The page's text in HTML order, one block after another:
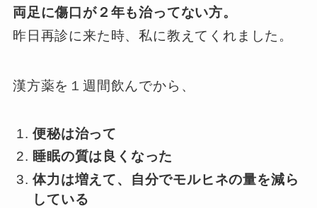
両足に傷口が２年も治ってない方。
昨日再診に来た時、私に教えてくれました。
漢方薬を１週間飲んでから、
便秘は治って
睡眠の質は良くなった
体力は増えて、
自分でモルヒネの量を減ら
している